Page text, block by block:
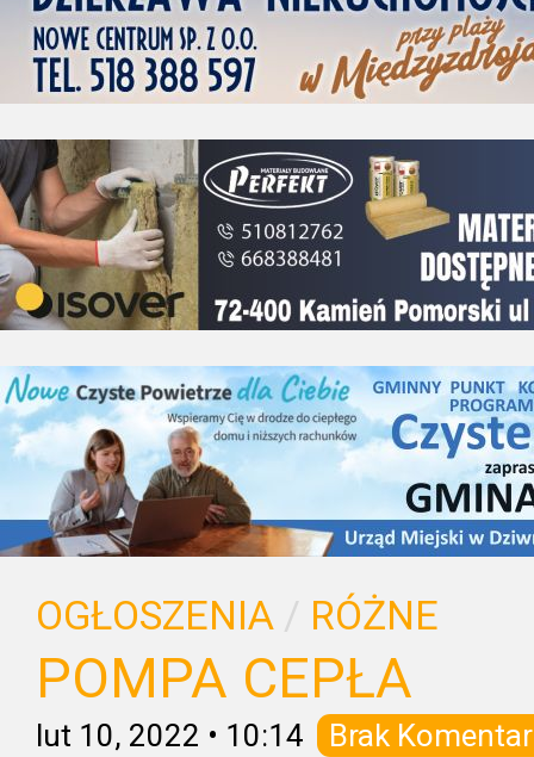
OGŁOSZENIA / RÓŻNE
POMPA CEPŁA
lut 10, 2022 • 10:14 Brak